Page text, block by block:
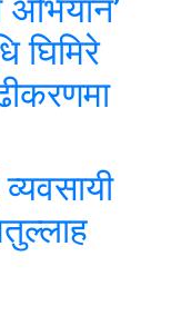
घिमिरे